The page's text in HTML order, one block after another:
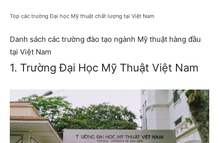
Top các trường Đại học Mỹ thuật chất lượng tại Việt Nam
Danh sách các trường đào tạo ngành Mỹ thuật hàng đầu
tại Việt Nam
1. Trường Đại Học Mỹ Thuật Việt Nam